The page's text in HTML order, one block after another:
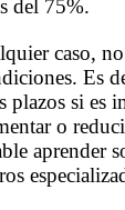
del 75%.
caso,
Es
si es
o
aprender